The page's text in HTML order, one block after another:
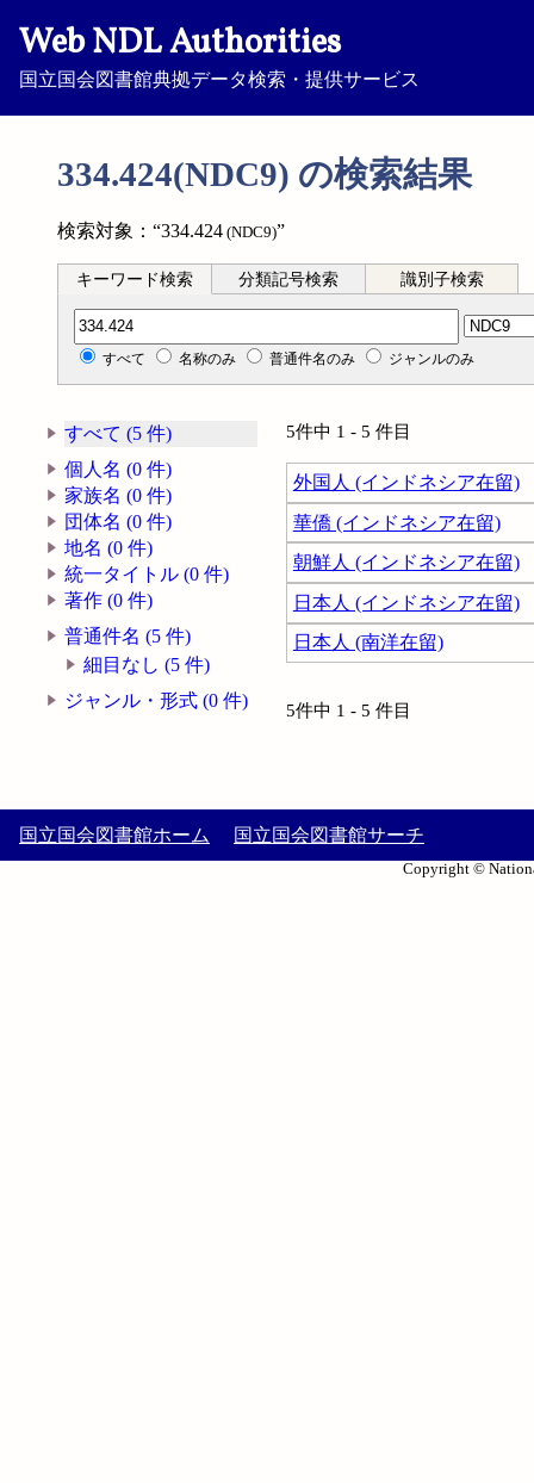
Web NDL Authorities
国立国会図書館典拠データ検索・提供サービス
334.424(NDC9) の検索結果
検索対象：“334.424 (NDC9)”
キーワード検索 分類記号検索 識別子検索
分類記号検索
すべて 名称のみ 普通件名のみ ジャンルのみ
すべて (5 件)
個人名 (0 件)
家族名 (0 件)
団体名 (0 件)
地名 (0 件)
統一タイトル (0 件)
著作 (0 件)
普通件名 (5 件)
細目なし (5 件)
ジャンル・形式 (0 件)
5件中 1 - 5 件目
外国人 (インドネシア在留)
華僑 (インドネシア在留)
朝鮮人 (インドネシア在留)
日本人 (インドネシア在留)
日本人 (南洋在留)
5件中 1 - 5 件目
国立国会図書館ホーム 国立国会図書館サーチ
Copyright ©